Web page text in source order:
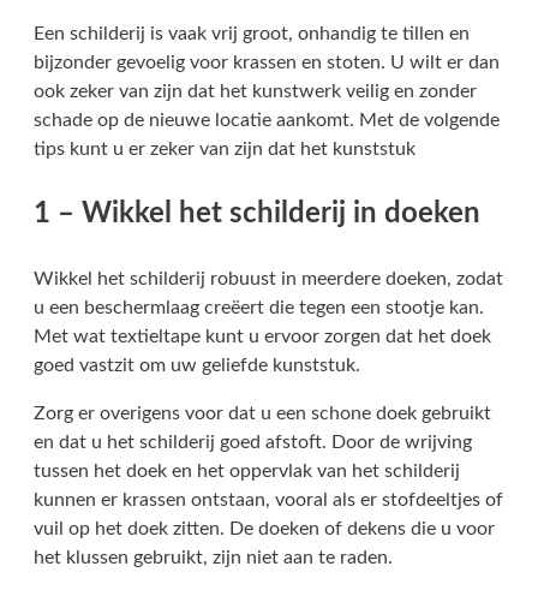
Een schilderij is vaak vrij groot, onhandig te tillen en
bijzonder gevoelig voor krassen en stoten. U wilt er dan
ook zeker van zijn dat het kunstwerk veilig en zonder
schade op de nieuwe locatie aankomt. Met de volgende
tips kunt u er zeker van zijn dat het kunststuk
1 – Wikkel het schilderij in doeken
Wikkel het schilderij robuust in meerdere doeken, zodat
u een beschermlaag creëert die tegen een stootje kan.
Met wat textieltape kunt u ervoor zorgen dat het doek
goed vastzit om uw geliefde kunststuk.
Zorg er overigens voor dat u een schone doek gebruikt
en dat u het schilderij goed afstoft. Door de wrijving
tussen het doek en het oppervlak van het schilderij
kunnen er krassen ontstaan, vooral als er stofdeeltjes of
vuil op het doek zitten. De doeken of dekens die u voor
het klussen gebruikt, zijn niet aan te raden.